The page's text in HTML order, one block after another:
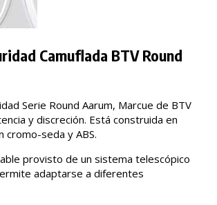
Camuflada BTV Round
Serie Round Aarum, Marcue de BTV
y discreción. Está construida en
cromo-seda y ABS.
provisto de un sistema telescópico
adaptarse a diferentes